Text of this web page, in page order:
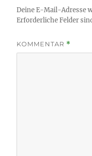
Deine E-Mail-Adresse
Erforderliche Felder
KOMMENTAR *